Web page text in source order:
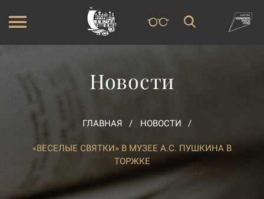
Новости
ГЛАВНАЯ НОВОСТИ
«ВЕСЕЛЫЕ СВЯТКИ» В МУЗЕЕ А.С. ПУШКИНА В
ТОРЖКЕ